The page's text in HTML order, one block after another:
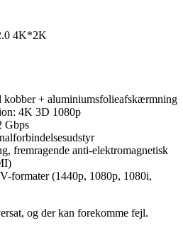
4K*2K
kobber + aluminiumsfolieafskærmning
4K 3D 1080p
Gbps
fremragende anti-elektromagnetisk
formater (1440p, 1080p, 1080i,
og der kan forekomme fejl.